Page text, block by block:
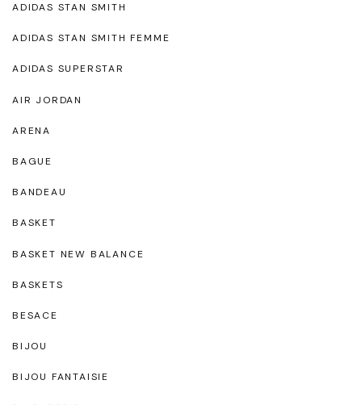
ADIDAS STAN SMITH
ADIDAS STAN SMITH FEMME
ADIDAS SUPERSTAR
AIR JORDAN
ARENA
BAGUE
BANDEAU
BASKET
BASKET NEW BALANCE
BASKETS
BESACE
BIJOU
BIJOU FANTAISIE